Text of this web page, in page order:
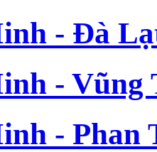
- Đà
- Vũng
- Phan